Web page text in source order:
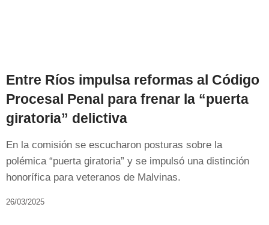
Entre Ríos impulsa reformas al Código
Procesal Penal para frenar la “puerta
giratoria” delictiva
En la comisión se escucharon posturas sobre la
polémica “puerta giratoria” y se impulsó una distinción
honorífica para veteranos de Malvinas.
26/03/2025